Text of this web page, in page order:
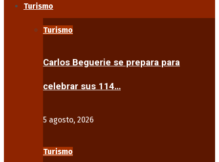
Turismo
Turismo
Carlos Beguerie se prepara para
celebrar sus 114…
5 agosto, 2026
Turismo